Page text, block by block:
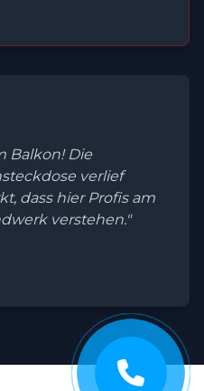
Balkon! Die
verlief
dass hier Profis am
verstehen."